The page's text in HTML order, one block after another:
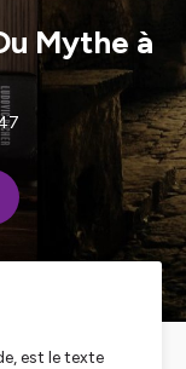
Mythe à
est le texte